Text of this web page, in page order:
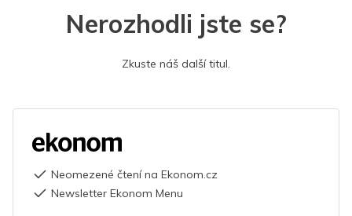
Nerozhodli jste se?
Zkuste náš další titul.
Neomezené čtení na Ekonom.cz
Newsletter Ekonom Menu